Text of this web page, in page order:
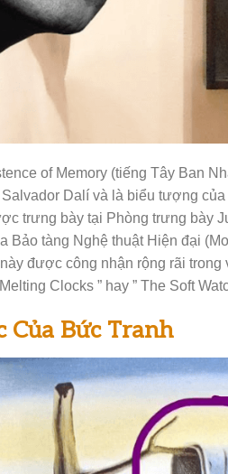
of Memory (tiếng Tây Ban
Dalí và là biểu tượng
trưng bày tại Phòng trưng bày
Bảo tàng Nghệ thuật Hiện đại
được công nhận rộng rãi
Clocks ” hay ” The Soft
Của Bức Tranh